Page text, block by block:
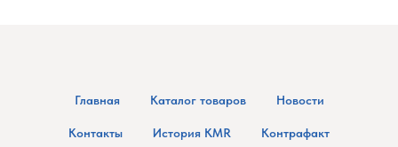
Главная Каталог товаров Новости
Контакты История KMR Контрафакт